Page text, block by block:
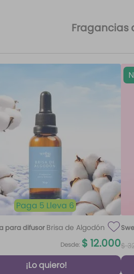
Fragancias
Paga 5 Lleva 6
para difusor Brisa de Algodón
Desde: $12.000
¡Lo quiero!
$